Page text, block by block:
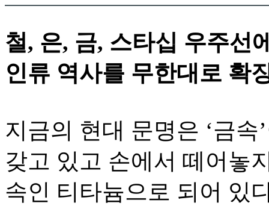
철, 은, 금, 스타십 우주선
인류 역사를 무한대로 확
지금의 현대 문명은 ‘금
갖고 있고 손에서 떼어놓
속인 티타늄으로 되어 있